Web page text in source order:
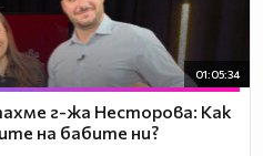
01:05:34
г-жа Несторова: Как
на бабите ни?